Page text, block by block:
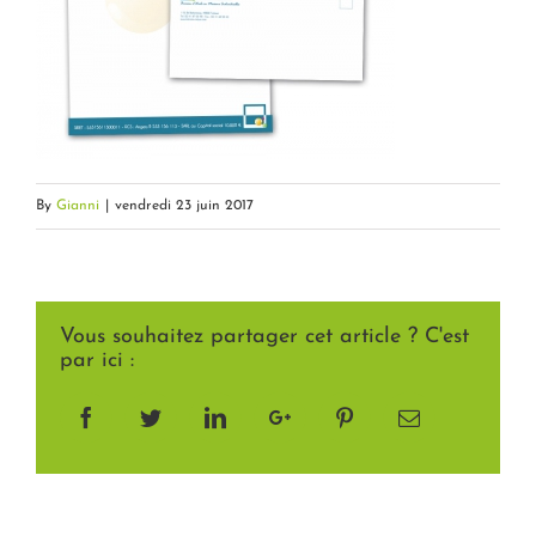
By Gianni vendredi 23 juin 2017
Vous souhaitez partager cet article ? C'est
par ici :
FacebookTwitterLinkedInGoogle+ PinterestEmail